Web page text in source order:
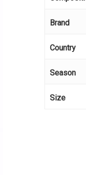
Brand
Country
Season
Size